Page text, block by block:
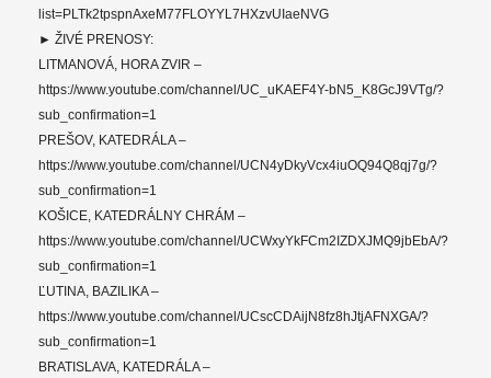
list=PLTk2tpspnAxeM77FLOYYL7HXzvUIaeNVG
► ŽIVÉ PRENOSY:
LITMANOVÁ, HORA ZVIR –
https://www.youtube.com/channel/UC_uKAEF4Y-bN5_K8GcJ9VTg/?
sub_confirmation=1
PREŠOV, KATEDRÁLA –
https://www.youtube.com/channel/UCN4yDkyVcx4iuOQ94Q8qj7g/?
sub_confirmation=1
KOŠICE, KATEDRÁLNY CHRÁM –
https://www.youtube.com/channel/UCWxyYkFCm2IZDXJMQ9jbEbA/?
sub_confirmation=1
ĽUTINA, BAZILIKA –
https://www.youtube.com/channel/UCscCDAijN8fz8hJtjAFNXGA/?
sub_confirmation=1
BRATISLAVA, KATEDRÁLA –